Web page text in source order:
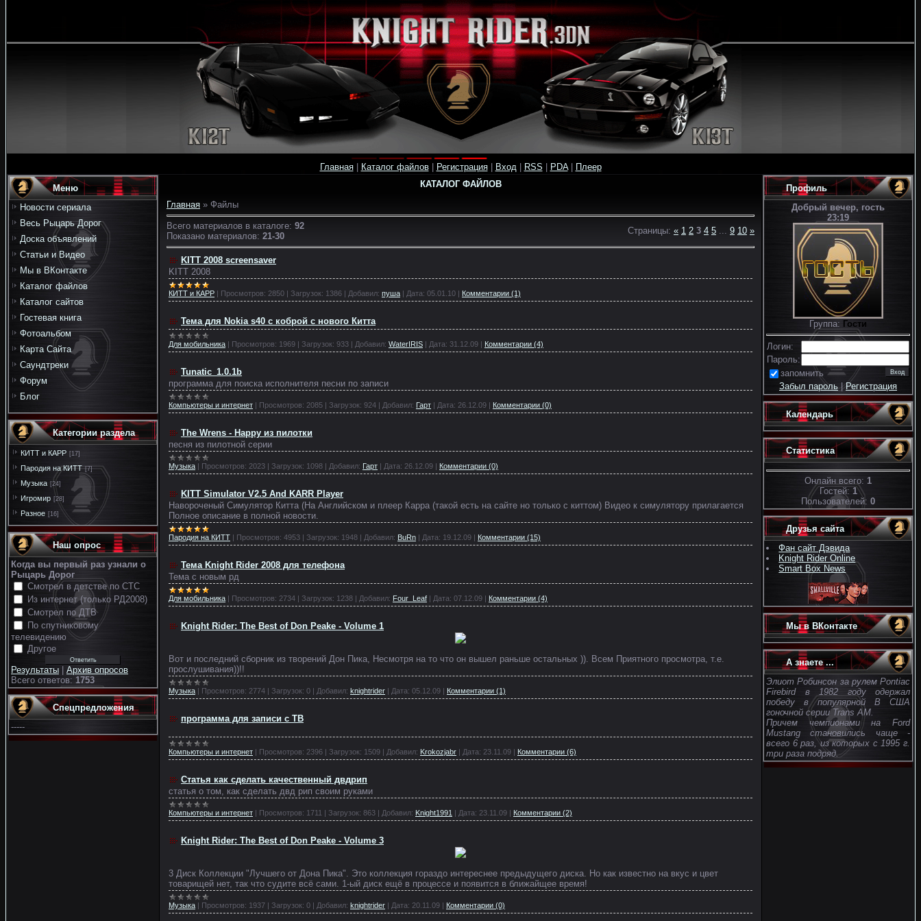
Главная| Каталог файлов| Регистрация| Вход| RSS PDA| Плеер
Меню
Новости сериала
Весь Рыцарь Дорог
Доска объявлений
Статьи и Видео
Мы в ВКонтакте
Каталог файлов
Каталог сайтов
Гостевая книга
Фотоальбом
Карта Сайта
Саундтреки
Форум
Блог
Категории раздела
КИТТ и КАРР [17]
Пародия на КИТТ [7]
Музыка [24]
Игромир [28]
Разное [16]
Наш опрос
Когда вы первый раз узнали о
Рыцарь Дорог
Смотрел в детстве по СТС
Из интернет (только РД2008)
Смотрел по ДТВ
По спутниковому
телевидению
Другое
Результаты
Архив опросов
Всего ответов: 1753
Спецпредложения
-----
КАТАЛОГ ФАЙЛОВ
Главная » Файлы
Всего материалов в каталоге: 92
Показано материалов: 21-30
Страницы: « 1 2 3 4 5 ... 9 10 »
KITT 2008 screensaver
KITT 2008
КИТТ и КАРР | Просмотров: 2850 | Загрузок: 1386 | Добавил: пуша | Дата: 05.01.10 | Комментарии (1)
Тема для Nokia s40 с коброй с нового Китта
Для мобильника | Просмотров: 1969 | Загрузок: 933 | Добавил: WaterIRIS | Дата: 31.12.09 | Комментарии (4)
Tunatic_1.0.1b
программа для поиска исполнителя песни по записи
Компьютеры и интернет | Просмотров: 2085 | Загрузок: 924 | Добавил: Гарт | Дата: 26.12.09 | Комментарии (0)
The Wrens - Happy из пилотки
песня из пилотной серии
Музыка | Просмотров: 2023 | Загрузок: 1098 | Добавил: Гарт | Дата: 26.12.09 | Комментарии (0)
KITT Simulator V2.5 And KARR Player
Навороченый Симулятор Китта (На Английском и плеер Карра (такой есть на сайте но только с киттом) Видео к симулятору прилагается
Полное описание в полной новости.
Пародия на КИТТ | Просмотров: 4953 | Загрузок: 1948 | Добавил: BuRn | Дата: 19.12.09 | Комментарии (15)
Тема Knight Rider 2008 для телефона
Тема с новым рд
Для мобильника | Просмотров: 2734 | Загрузок: 1238 | Добавил: Four_Leaf | Дата: 07.12.09 | Комментарии (4)
Knight Rider: The Best of Don Peake - Volume 1
Вот и последний сборник из творений Дон Пика, Несмотря на то что он вышел раньше остальных )). Всем Приятного просмотра, т.е.
прослушивания))!!
Музыка | Просмотров: 2774 | Загрузок: 0 | Добавил: knightrider | Дата: 05.12.09 | Комментарии (1)
программа для записи с ТВ
Компьютеры и интернет | Просмотров: 2396 | Загрузок: 1509 | Добавил: Krokozjabr | Дата: 23.11.09 | Комментарии (6)
Статья как сделать качественный двдрип
статья о том, как сделать двд рип своим руками
Компьютеры и интернет | Просмотров: 1711 | Загрузок: 863 | Добавил: Knight1991 | Дата: 23.11.09 | Комментарии (2)
Knight Rider: The Best of Don Peake - Volume 3
3 Диск Коллекции "Лучшего от Дона Пика". Это коллекция гораздо интереснее предыдущего диска. Но как известно на вкус и цвет
товарищей нет, так что судите всё сами. 1-ый диск ещё в процессе и появится в ближайщее время!
Музыка | Просмотров: 1937 | Загрузок: 0 | Добавил: knightrider | Дата: 20.11.09 | Комментарии (0)
Профиль
Добрый вечер, гость
23:19
Группа: Гости
Логин:
Пароль:
запомнить
Забыл пароль|Регистрация
Календарь
Статистика
Онлайн всего: 1
Гостей: 1
Пользователей: 0
Друзья сайта
Фан сайт Дэвида
Knight Rider Online
Smart Box News
Мы в ВКонтакте
А знаете ...
Элиот Робинсон за рулем Pontiac
Firebird в 1982 году одержал
победу в популярной В США
гоночной серии Trans AM.
Причем чемпионами на Ford
Mustang становились чаще -
всего 6 раз, из которых с 1995 г.
три раза подряд.